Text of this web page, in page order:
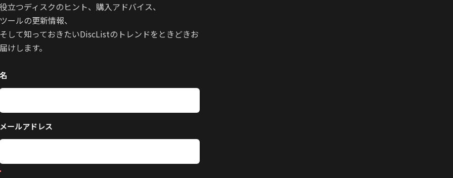
立つディスクのヒント、購入アドバイス、
ールの更新情報、
して知っておきたいDiscListのトレンドをときどきお
けします。
ールアドレス